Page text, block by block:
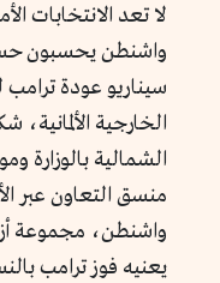
لا تعد الانتخابات
واشنطن يحسبون
سيناريو عودة ترامب
الخارجية
الشمالية
منسق التعاون عبر
واشنطن، مجموعة
يعنيه فوز ترامب